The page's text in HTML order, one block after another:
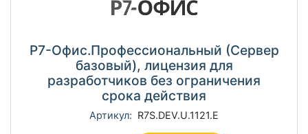
Р7-Офис.Профессиональный (Сервер
базовый), лицензия для
разработчиков без ограничения
срока действия
Артикул: R7S.DEV.U.1121.E